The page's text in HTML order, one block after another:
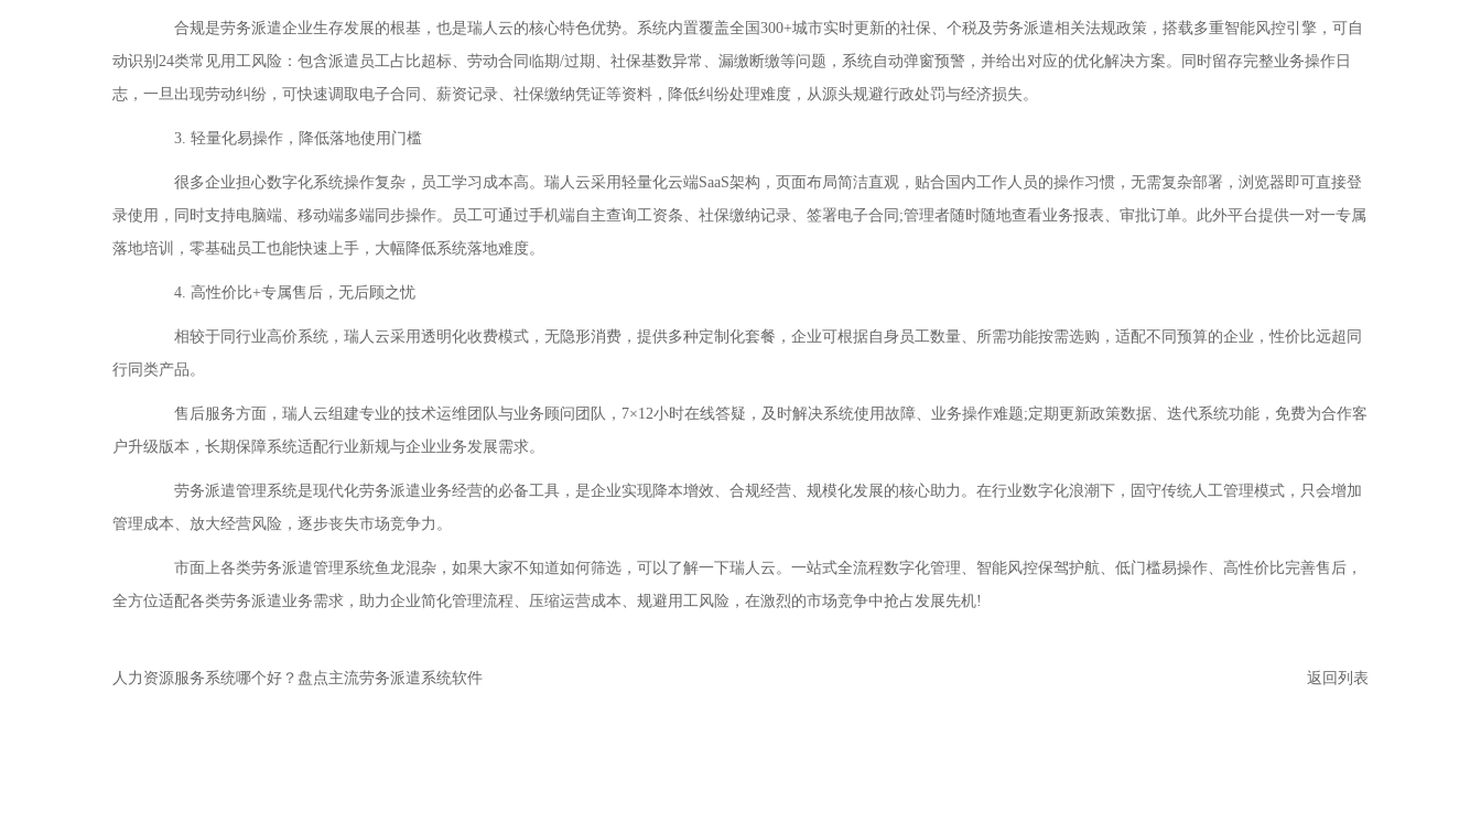
合规是劳务派遣企业生存发展的根基，也是瑞人云的核心特色优势。系统内置覆盖全国300+城市实时更新的社保、个税及劳务派遣相关法规政策，搭载多重智能风控引擎，可自
动识别24类常见用工风险：包含派遣员工占比超标、劳动合同临期/过期、社保基数异常、漏缴断缴等问题，系统自动弹窗预警，并给出对应的优化解决方案。同时留存完整业务操作日
志，一旦出现劳动纠纷，可快速调取电子合同、薪资记录、社保缴纳凭证等资料，降低纠纷处理难度，从源头规避行政处罚与经济损失。
3. 轻量化易操作，降低落地使用门槛
很多企业担心数字化系统操作复杂，员工学习成本高。瑞人云采用轻量化云端SaaS架构，页面布局简洁直观，贴合国内工作人员的操作习惯，无需复杂部署，浏览器即可直接登
录使用，同时支持电脑端、移动端多端同步操作。员工可通过手机端自主查询工资条、社保缴纳记录、签署电子合同;管理者随时随地查看业务报表、审批订单。此外平台提供一对一专属
落地培训，零基础员工也能快速上手，大幅降低系统落地难度。
4. 高性价比+专属售后，无后顾之忧
相较于同行业高价系统，瑞人云采用透明化收费模式，无隐形消费，提供多种定制化套餐，企业可根据自身员工数量、所需功能按需选购，适配不同预算的企业，性价比远超同
行同类产品。
售后服务方面，瑞人云组建专业的技术运维团队与业务顾问团队，7×12小时在线答疑，及时解决系统使用故障、业务操作难题;定期更新政策数据、迭代系统功能，免费为合作客
户升级版本，长期保障系统适配行业新规与企业业务发展需求。
劳务派遣管理系统是现代化劳务派遣业务经营的必备工具，是企业实现降本增效、合规经营、规模化发展的核心助力。在行业数字化浪潮下，固守传统人工管理模式，只会增加
管理成本、放大经营风险，逐步丧失市场竞争力。
市面上各类劳务派遣管理系统鱼龙混杂，如果大家不知道如何筛选，可以了解一下瑞人云。一站式全流程数字化管理、智能风控保驾护航、低门槛易操作、高性价比完善售后，
全方位适配各类劳务派遣业务需求，助力企业简化管理流程、压缩运营成本、规避用工风险，在激烈的市场竞争中抢占发展先机!
人力资源服务系统哪个好？盘点主流劳务派遣系统软件 返回列表